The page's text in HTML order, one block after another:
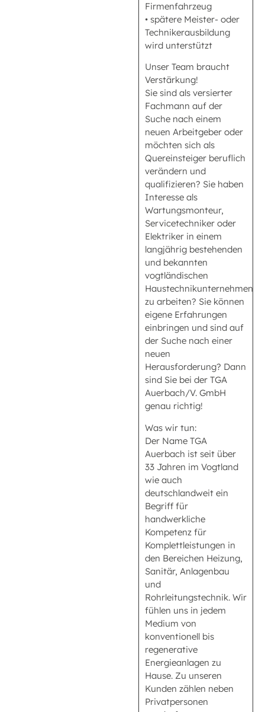
Firmenfahrzeug
• spätere Meister- oder
Technikerausbildung
wird unterstützt
Unser Team braucht
Verstärkung!
Sie sind als versierter
Fachmann auf der
Suche nach einem
neuen Arbeitgeber oder
möchten sich als
Quereinsteiger beruflich
verändern und
qualifizieren? Sie haben
Interesse als
Wartungsmonteur,
Servicetechniker oder
Elektriker in einem
langjährig bestehenden
und bekannten
vogtländischen
Haustechnikunternehmen
zu arbeiten? Sie können
eigene Erfahrungen
einbringen und sind auf
der Suche nach einer
neuen
Herausforderung? Dann
sind Sie bei der TGA
Auerbach/V. GmbH
genau richtig!
Was wir tun:
Der Name TGA
Auerbach ist seit über
33 Jahren im Vogtland
wie auch
deutschlandweit ein
Begriff für
handwerkliche
Kompetenz für
Komplettleistungen in
den Bereichen Heizung,
Sanitär, Anlagenbau
und
Rohrleitungstechnik. Wir
fühlen uns in jedem
Medium von
konventionell bis
regenerative
Energieanlagen zu
Hause. Zu unseren
Kunden zählen neben
Privatpersonen